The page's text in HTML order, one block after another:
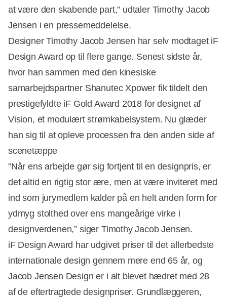
at være den skabende part,” udtaler Timothy Jacob
Jensen i en pressemeddelelse.
Designer Timothy Jacob Jensen har selv modtaget iF
Design Award op til flere gange. Senest sidste år,
hvor han sammen med den kinesiske
samarbejdspartner Shanutec Xpower fik tildelt den
prestigefyldte iF Gold Award 2018 for designet af
Vision, et modulært strømkabelsystem. Nu glæder
han sig til at opleve processen fra den anden side af
scenetæppe
”Når ens arbejde gør sig fortjent til en designpris, er
det altid en rigtig stor ære, men at være inviteret med
ind som jurymedlem kalder på en helt anden form for
ydmyg stolthed over ens mangeårige virke i
designverdenen,” siger Timothy Jacob Jensen.
iF Design Award har udgivet priser til det allerbedste
internationale design gennem mere end 65 år, og
Jacob Jensen Design er i alt blevet hædret med 28
af de eftertragtede designpriser. Grundlæggeren,